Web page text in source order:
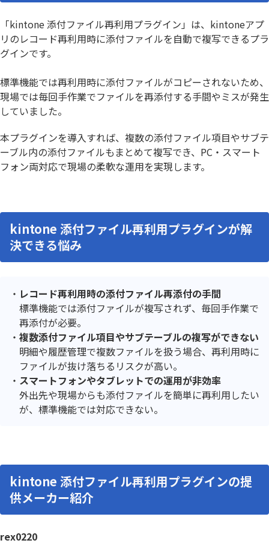
「kintone 添付ファイル再利用プラグイン」は、kintoneアプ
リのレコード再利用時に添付ファイルを自動で複写できるプラ
グインです。
標準機能では再利用時に添付ファイルがコピーされないため、
現場では毎回手作業でファイルを再添付する手間やミスが発生
していました。
本プラグインを導入すれば、複数の添付ファイル項目やサブテ
ーブル内の添付ファイルもまとめて複写でき、PC・スマート
フォン両対応で現場の柔軟な運用を実現します。
kintone 添付ファイル再利用プラグインが解
決できる悩み
レコード再利用時の添付ファイル再添付の手間
標準機能では添付ファイルが複写されず、毎回手作業で
再添付が必要。
複数添付ファイル項目やサブテーブルの複写ができない
明細や履歴管理で複数ファイルを扱う場合、再利用時に
ファイルが抜け落ちるリスクが高い。
スマートフォンやタブレットでの運用が非効率
外出先や現場からも添付ファイルを簡単に再利用したい
が、標準機能では対応できない。
kintone 添付ファイル再利用プラグインの提
供メーカー紹介
rex0220